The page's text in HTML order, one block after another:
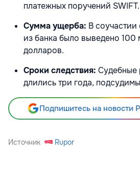
платежных поручений SWIFT.
Сумма ущерба: В
из банка было выведено 100
долларов.
Сроки следствия: Судебные
длились три года,
Подпишитесь на новости
Источник Rupor